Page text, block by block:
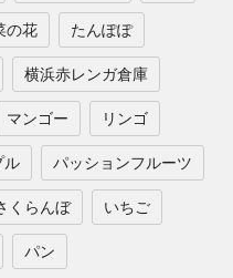
の花 たんぽぽ
横浜赤レンガ倉庫
マンゴー リンゴ
ル パッションフルーツ
くらんぼ いちご
パン